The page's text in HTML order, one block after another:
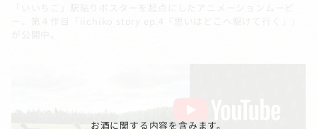
お酒に関する内容を含みます。